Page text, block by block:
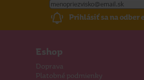
Prihlásiť sa na odber
Eshop
Doprava
Platobné podmienky